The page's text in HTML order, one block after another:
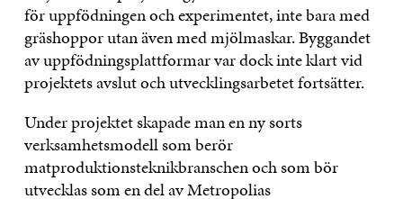
för uppfödningen och experimentet, inte bara med
gräshoppor utan även med mjölmaskar. Byggandet
av uppfödningsplattformar var dock inte klart vid
projektets avslut och utvecklingsarbetet fortsätter.
Under projektet skapade man en ny sorts
verksamhetsmodell som berör
matproduktionsteknikbranschen och som bör
utvecklas som en del av Metropolias